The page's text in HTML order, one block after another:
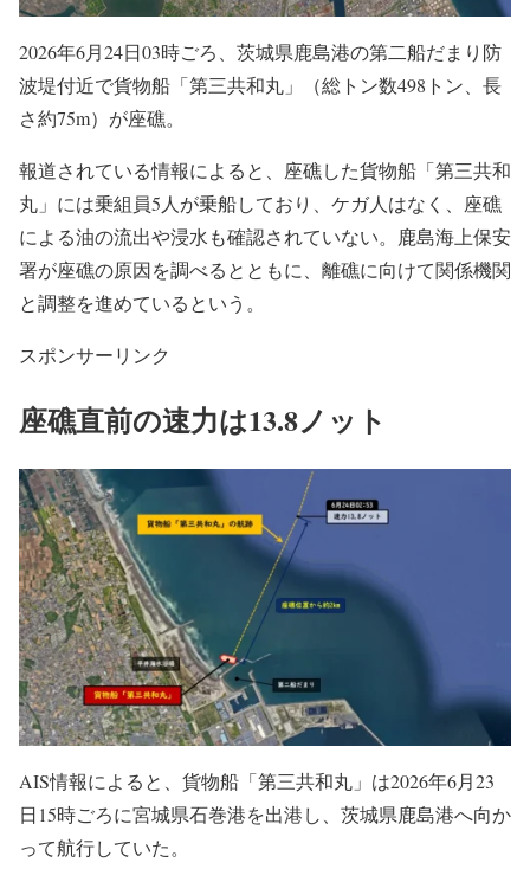
2026年6月24日03時ごろ、茨城県鹿島港の第二船だまり防
波堤付近で貨物船「第三共和丸」（総トン数498トン、長
さ約75m）が座礁。
報道されている情報によると、座礁した貨物船「第三共和
丸」には乗組員5人が乗船しており、ケガ人はなく、座礁
による油の流出や浸水も確認されていない。鹿島海上保安
署が座礁の原因を調べるとともに、離礁に向けて関係機関
と調整を進めているという。
スポンサーリンク
座礁直前の速力は13.8ノット
AIS情報によると、貨物船「第三共和丸」は2026年6月23
日15時ごろに宮城県石巻港を出港し、茨城県鹿島港へ向か
って航行していた。